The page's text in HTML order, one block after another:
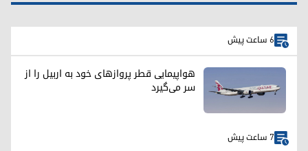
6 ساعت پیش
هواپیمایی قطر پروازهای خود به اربیل را از
سر می‌گیرد
7 ساعت پیش